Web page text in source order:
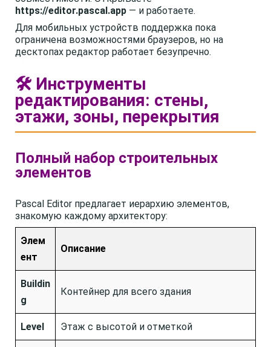
https://editor.pascal.app — и работаете.
Для мобильных устройств поддержка пока
ограничена возможностями браузеров, но на
десктопах редактор работает безупречно.
🛠️ Инструменты
редактирования: стены,
этажи, зоны, перекрытия
Полный набор строительных
элементов
Pascal Editor предлагает иерархию элементов,
знакомую каждому архитектору:
Элем
ент
Описание
Buildin
g
Контейнер для всего здания
Level Этаж с высотой и отметкой